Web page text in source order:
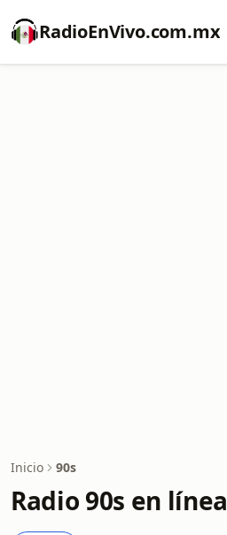
RadioEnVivo.com.mx
Inicio 90s
Radio 90s en línea